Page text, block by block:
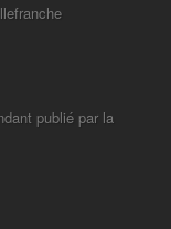
publié par la